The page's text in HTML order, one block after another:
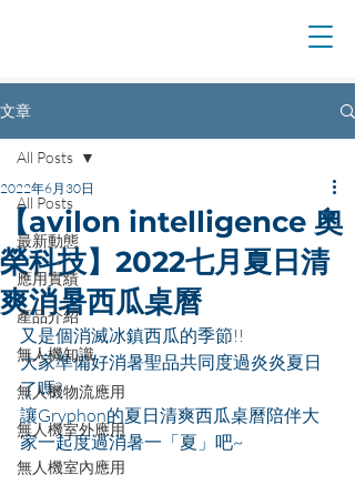
文章
All Posts
最新動態
應用實績
產品介紹
無人機知識
無人機物流應用
無人機室外應用
無人機室內應用
All Posts
【avilon intelligence 奧
榮科技】2022七月夏日清
爽消暑西瓜桌曆
2022年6月30日
又是個消滅冰鎮西瓜的季節!!
大家準備好消暑聖品共同度過炎炎夏日
了嗎?
讓Gryphon的夏日清爽西瓜桌曆陪伴大
家一起度過消暑一「夏」吧~